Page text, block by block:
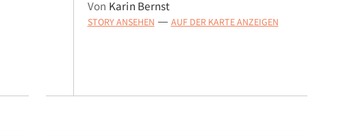
Von Karin Bernst
STORY ANSEHEN — AUF DER KARTE ANZEIGEN